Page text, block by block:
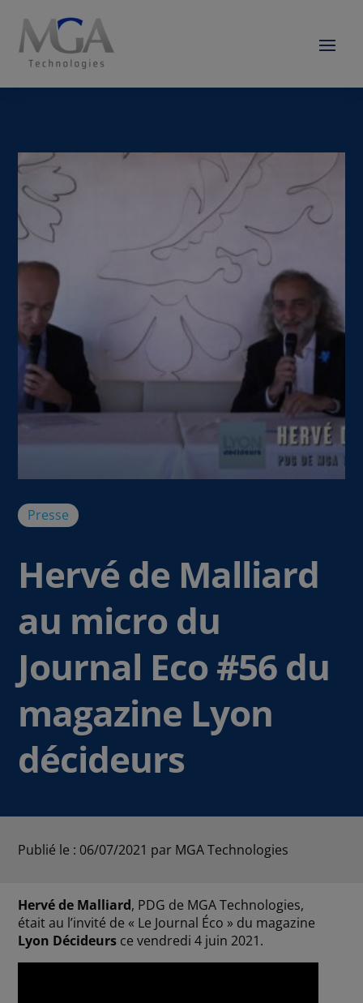
Presse
Hervé de Malliard
au micro du
Journal Eco #56 du
magazine Lyon
décideurs
Publié le : 06/07/2021 par MGA Technologies
Hervé de Malliard, PDG de MGA Technologies,
était au l’invité de « Le Journal Éco » du magazine
Lyon Décideurs ce vendredi 4 juin 2021.